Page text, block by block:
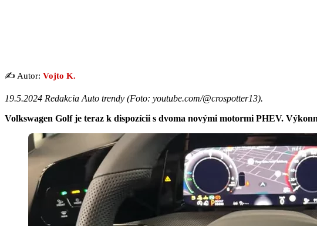
✍️ Autor: Vojto K.
19.5.2024 Redakcia Auto trendy (Foto: youtube.com/@crospotter13).
Volkswagen Golf je teraz k dispozícii s dvoma novými motormi PHEV.